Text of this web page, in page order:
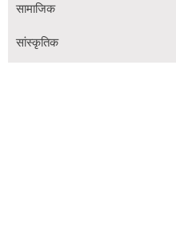
सामाजिक
सांस्कृतिक